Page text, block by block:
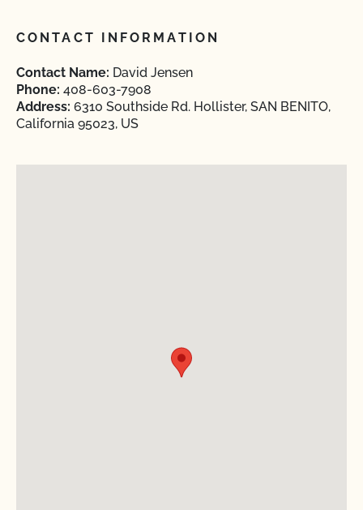
CONTACT INFORMATION
Contact Name: David Jensen
Phone: 408-603-7908
Address: 6310 Southside Rd. Hollister, SAN BENITO,
California 95023, US